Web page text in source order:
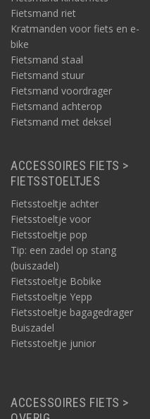
Fietsmand riet
Kratmanden voor fiets en e-
bike
Fietsmand staal
Fietsmand stuur
Fietsmand voordrager
Fietsmand achterop
Fietsmand met deksel
ACCESSOIRES FIETS >
FIETSSTOELTJES
Fietsstoeltje achter
Fietsstoeltje voor
Fietsstoeltje pop
Tip: een zadel op stang
(buiszadel)
Fietsstoeltje Bobike
Fietsstoeltje Yepp
Fietsstoeltje bagagedrager
Buiszadel
Fietsstoeltje junior
ACCESSOIRES FIETS >